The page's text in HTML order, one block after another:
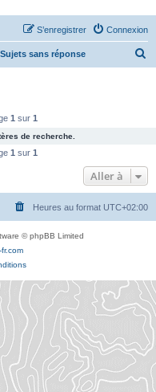
Connexion
S’enregistrer
Sujets sans réponse
c
e
1 sur 1
de recherche.
1 sur 1
Aller à
Heures au format UTC+02:00
© phpBB Limited